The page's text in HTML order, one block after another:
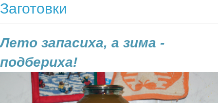
Заготовки
Лето запасиха, а зима -
подбериха!